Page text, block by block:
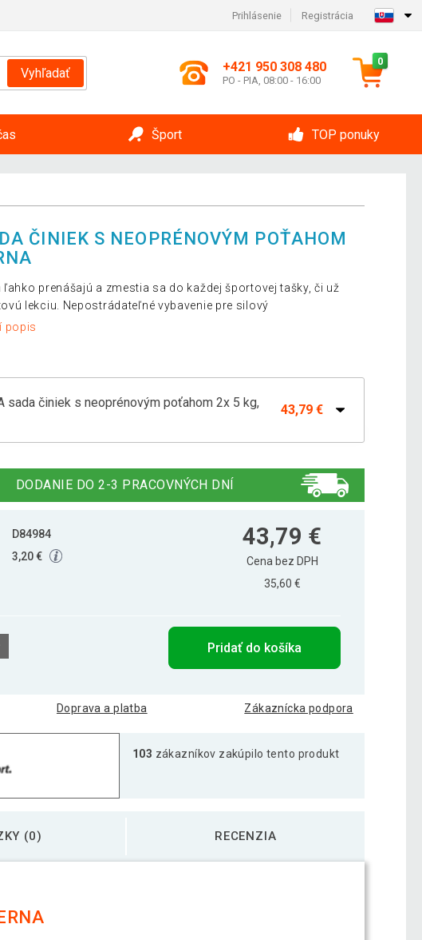
Prihlásenie Registrácia
Vyhľadať +421 950 308 480
PO - PIA, 08:00 - 16:00
0
Šport TOP ponuky
ČINIEK S NEOPRÉNOVÝM POŤAHOM
ľahko prenášajú a zmestia sa do každej športovej tašky, či už
lekciu. Nepostrádateľné vybavenie pre silový
popis
sada činiek s neoprénovým poťahom 2x 5 kg,
43,79 €
14,59 €
sada činiek s neoprénovým poťahom 2x 2 kg, fialová
sada činiek s neoprénovým poťahom 2x 2,5 kg, modrá
DODANIE DO 2-3 PRACOVNÝCH DNÍ
D84984
3,20 €
43,79 €
Cena bez DPH
35,60 €
Pridať do košíka
Doprava a platba Zákaznícka podpora
103 zákazníkov zakúpilo tento produkt
(0) RECENZIA